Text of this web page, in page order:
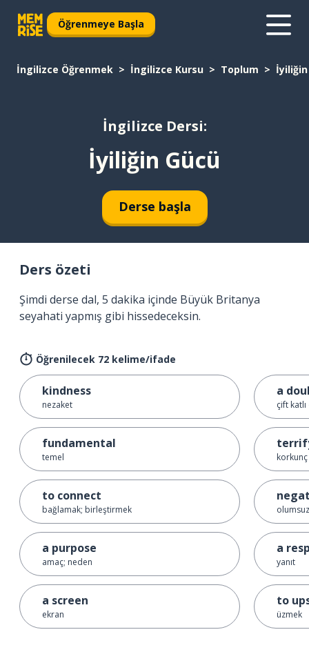
Öğrenmeye Başla
İngilizce Öğrenmek İngilizce Kursu Toplum
İngilizce Dersi:
İyiliğin Gücü
Derse başla
Ders özeti
Şimdi derse dal, 5 dakika içinde Büyük Britanya
seyahati yapmış gibi hissedeceksin.
Öğrenilecek 72 kelime/ifade
kindness
nezaket
fundamental
temel
to connect
bağlamak; birleştirmek
a purpose
amaç; neden
a screen
ekran
a
çift
korkunç
a
yanıt
to
üzmek